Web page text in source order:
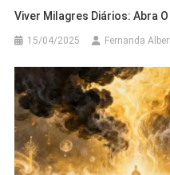
Viver Milagres Diários: Abra
15/04/2025 Fernanda